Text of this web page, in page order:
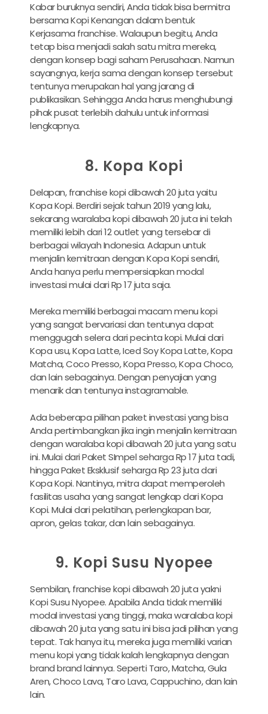
Kabar buruknya sendiri, Anda tidak bisa bermitra
bersama Kopi Kenangan dalam bentuk
Kerjasama franchise. Walaupun begitu, Anda
tetap bisa menjadi salah satu mitra mereka,
dengan konsep bagi saham Perusahaan. Namun
sayangnya, kerja sama dengan konsep tersebut
tentunya merupakan hal yang jarang di
publikasikan. Sehingga Anda harus menghubungi
pihak pusat terlebih dahulu untuk informasi
lengkapnya.
8. Kopa Kopi
Delapan, franchise kopi dibawah 20 juta yaitu
Kopa Kopi. Berdiri sejak tahun 2019 yang lalu,
sekarang waralaba kopi dibawah 20 juta ini telah
memiliki lebih dari 12 outlet yang tersebar di
berbagai wilayah Indonesia. Adapun untuk
menjalin kemitraan dengan Kopa Kopi sendiri,
Anda hanya perlu mempersiapkan modal
investasi mulai dari Rp 17 juta saja.
Mereka memiliki berbagai macam menu kopi
yang sangat bervariasi dan tentunya dapat
menggugah selera dari pecinta kopi. Mulai dari
Kopa usu, Kopa Latte, Iced Soy Kopa Latte, Kopa
Matcha, Coco Presso, Kopa Presso, Kopa Choco,
dan lain sebagainya. Dengan penyajian yang
menarik dan tentunya instagramable.
Ada beberapa pilihan paket investasi yang bisa
Anda pertimbangkan jika ingin menjalin kemitraan
dengan waralaba kopi dibawah 20 juta yang satu
ini. Mulai dari Paket SImpel seharga Rp 17 juta tadi,
hingga Paket Eksklusif seharga Rp 23 juta dari
Kopa Kopi. Nantinya, mitra dapat memperoleh
fasilitas usaha yang sangat lengkap dari Kopa
Kopi. Mulai dari pelatihan, perlengkapan bar,
apron, gelas takar, dan lain sebagainya.
9. Kopi Susu Nyopee
Sembilan, franchise kopi dibawah 20 juta yakni
Kopi Susu Nyopee. Apabila Anda tidak memiliki
modal investasi yang tinggi, maka waralaba kopi
dibawah 20 juta yang satu ini bisa jadi pilihan yang
tepat. Tak hanya itu, mereka juga memiliki varian
menu kopi yang tidak kalah lengkapnya dengan
brand brand lainnya. Seperti Taro, Matcha, Gula
Aren, Choco Lava, Taro Lava, Cappuchino, dan lain
lain.